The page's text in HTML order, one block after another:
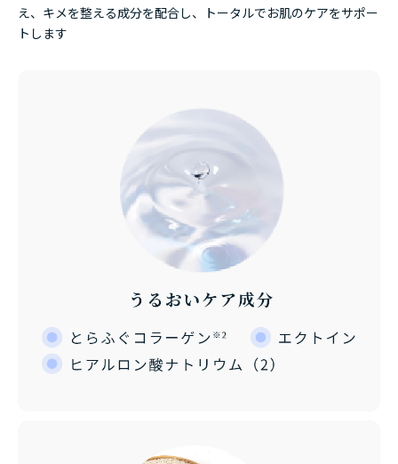
え、キメを整える成分を配合し、
トータルでお肌のケアをサポー
トします